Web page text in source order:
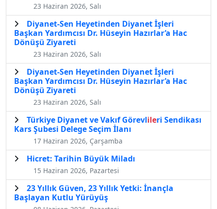
23 Haziran 2026, Salı
Diyanet-Sen Heyetinden Diyanet İşleri
Başkan Yardımcısı Dr. Hüseyin Hazırlar’a Hac
Dönüşü Ziyareti
23 Haziran 2026, Salı
Diyanet-Sen Heyetinden Diyanet İşleri
Başkan Yardımcısı Dr. Hüseyin Hazırlar’a Hac
Dönüşü Ziyareti
23 Haziran 2026, Salı
Türkiye Diyanet ve Vakıf Görevlileri Sendikası
Kars Şubesi Delege Seçim İlanı
17 Haziran 2026, Çarşamba
Hicret: Tarihin Büyük Miladı
15 Haziran 2026, Pazartesi
23 Yıllık Güven, 23 Yıllık Yetki: İnançla
Başlayan Kutlu Yürüyüş